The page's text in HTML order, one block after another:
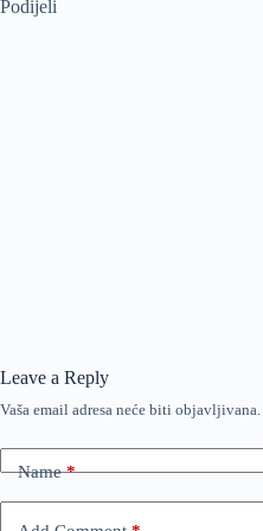
Podijeli
Leave a Reply
Vaša email adresa neće biti objavljivana.
Name*